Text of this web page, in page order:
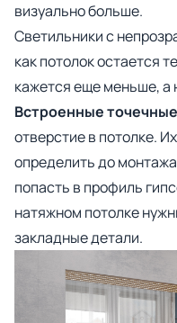
визуально больше.
Светильники с
как потолок остается
кажется еще меньше, а
Встроенные
отверстие в потолке.
определить до
попасть в профиль
натяжном потолке
закладные детали.